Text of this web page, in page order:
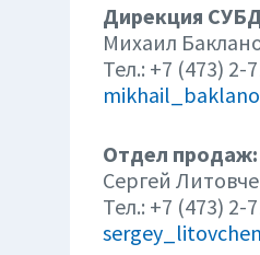
Дирекция
Михаил
Тел.: +7 (473) 2-
Отдел продаж:
Сергей
Тел.: +7 (473) 2-